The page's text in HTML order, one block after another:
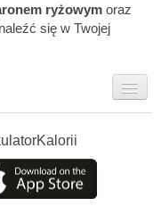
ryżowym oraz
się w Twojej